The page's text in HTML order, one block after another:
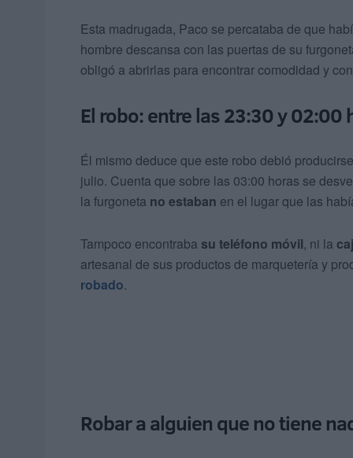
Esta madrugada, Paco se percataba de que
hombre descansa con las puertas de su
obligó a abrirlas para encontrar comodidad y
El robo: entre las 23:30 y 02:00
Él mismo deduce que este robo debió producirse
julio. Cuenta que sobre las 03:00 horas se
la furgoneta no estaban en el lugar que las
Tampoco encontraba su teléfono móvil, ni la
artesanal de sus productos de marquetería y
robado.
Robar a alguien que no tiene